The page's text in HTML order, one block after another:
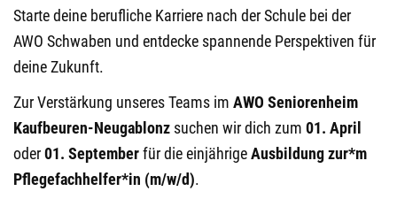
Starte deine berufliche Karriere nach der Schule bei der
AWO Schwaben und entdecke spannende Perspektiven für
deine Zukunft.
Zur Verstärkung unseres Teams im AWO Seniorenheim
Kaufbeuren-Neugablonz suchen wir dich zum 01. April
oder01. Septemberfür die einjährigeAusbildungzur*m
Pflegefachhelfer*in (m/w/d).